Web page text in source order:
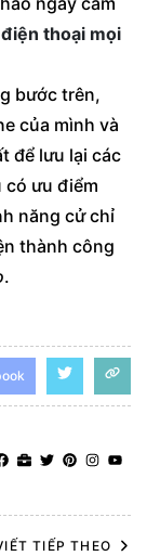
thoại mọi
bước trên,
của mình và
để lưu lại các
có ưu điểm
năng cử chỉ
thành công
.
TIẾP THEO